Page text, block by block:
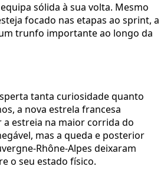
sólida à sua volta. Mesmo
focado nas etapas ao sprint, a
trunfo importante ao longo da
tanta curiosidade quanto
a nova estrela francesa
a estreia na maior corrida do
mas a queda e posterior
Rhône-Alpes deixaram
o seu estado físico.